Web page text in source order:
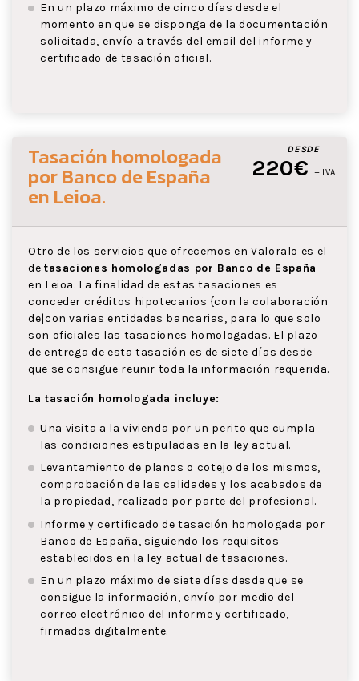
En un plazo máximo de cinco días desde el
momento en que se disponga de la documentación
solicitada, envío a través del email del informe y
certificado de tasación oficial.
DESDE
220€ + IVA
Tasación homologada
por Banco de España
en Leioa.
Otro de los servicios que ofrecemos en Valoralo es el
de tasaciones homologadas por Banco de España
en Leioa. La finalidad de estas tasaciones es
conceder créditos hipotecarios {con la colaboración
de|con varias entidades bancarias, para lo que solo
son oficiales las tasaciones homologadas. El plazo
de entrega de esta tasación es de siete días desde
que se consigue reunir toda la información requerida.
La tasación homologada incluye:
Una visita a la vivienda por un perito que cumpla
las condiciones estipuladas en la ley actual.
Levantamiento de planos o cotejo de los mismos,
comprobación de las calidades y los acabados de
la propiedad, realizado por parte del profesional.
Informe y certificado de tasación homologada por
Banco de España, siguiendo los requisitos
establecidos en la ley actual de tasaciones.
En un plazo máximo de siete días desde que se
consigue la información, envío por medio del
correo electrónico del informe y certificado,
firmados digitalmente.